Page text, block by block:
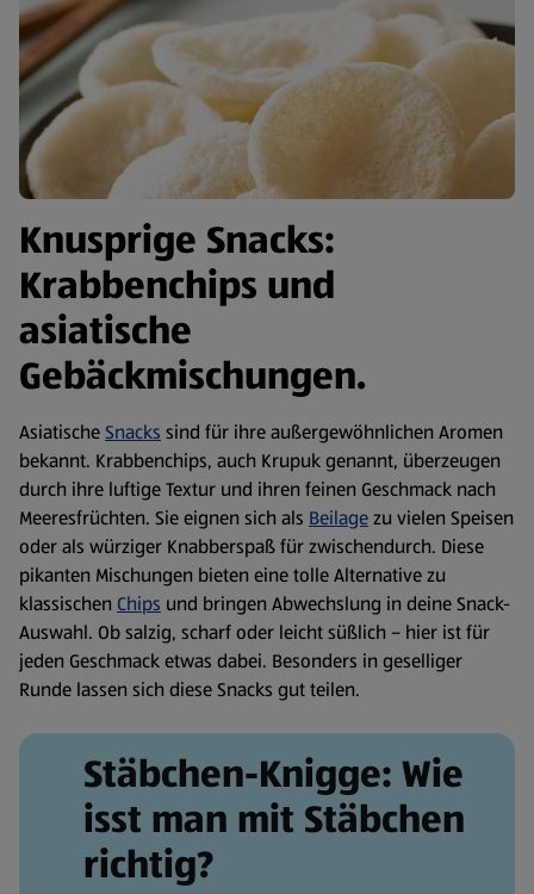
Knusprige Snacks:
Krabbenchips und
asiatische
Gebäckmischungen.
AsiatischeSnacks sind für ihre außergewöhnlichen Aromen
bekannt. Krabbenchips, auch Krupuk genannt, überzeugen
durch ihre luftige Textur und ihren feinen Geschmack nach
Meeresfrüchten. Sie eignen sich als Beilagezu vielen Speisen
oder als würziger Knabberspaß für zwischendurch. Diese
pikanten Mischungen bieten eine tolle Alternative zu
klassischen Chips und bringen Abwechslung in deine Snack-
Auswahl. Ob salzig, scharf oder leicht süßlich – hier ist für
jeden Geschmack etwas dabei. Besonders in geselliger
Runde lassen sich diese Snacks gut teilen.
Stäbchen-Knigge: Wie
isst man mit Stäbchen
richtig?